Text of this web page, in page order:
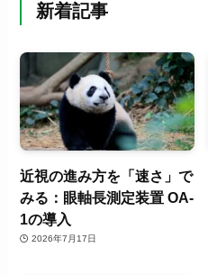
新着記事
近視の進み方を「速さ」で
みる：眼軸長測定装置 OA-
1の導入
2026年7月17日